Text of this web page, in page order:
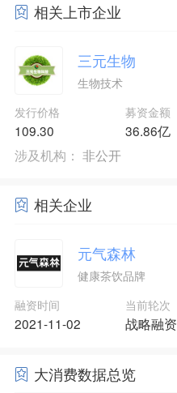
相关上市企业
三元生物
生物技术
发行价格
109.30
募资金额
36.86亿
涉及机构： 非公开
相关企业
元气森林
健康茶饮品牌
融资时间
2021-11-02
当前轮次
战略融资
大消费数据总览